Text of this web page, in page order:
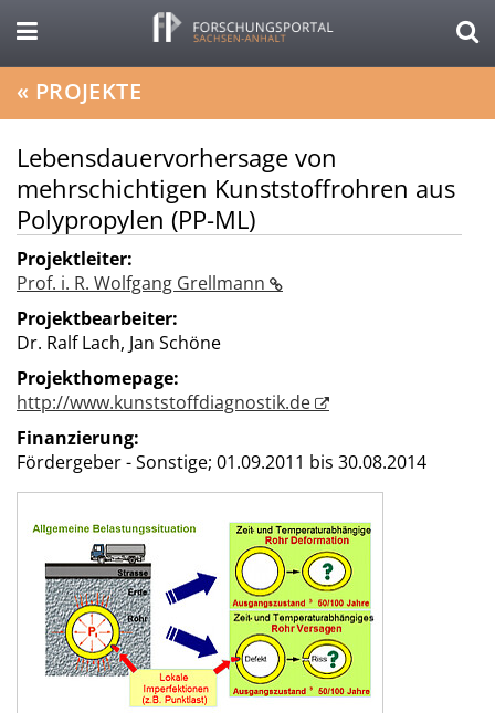
« PROJEKTE
Lebensdauervorhersage von
mehrschichtigen Kunststoffrohren aus
Polypropylen (PP-ML)
Projektleiter:
Prof. i. R. Wolfgang Grellmann
Projektbearbeiter:
Dr. Ralf Lach, Jan Schöne
Projekthomepage:
http://www.kunststoffdiagnostik.de
Finanzierung:
Fördergeber - Sonstige; 01.09.2011 bis 30.08.2014